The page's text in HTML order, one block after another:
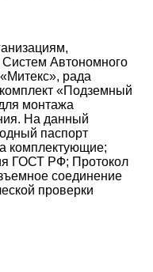
Автономного
рада
«Подземный
монтажа
На данный
паспорт
комплектующие;
ГОСТ РФ; Протокол
соединение
проверки